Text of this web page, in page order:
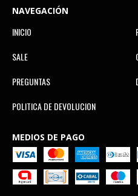
NAVEGACIÓN
INICIO
SALE
PREGUNTAS
POLITICA DE DEVOLUCION
MEDIOS DE PAGO